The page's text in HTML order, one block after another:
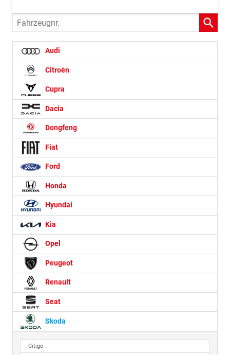
Fahrzeugnr.
Audi
Citroën
Cupra
Dacia
Dongfeng
Fiat
Ford
Honda
Hyundai
Kia
Opel
Peugeot
Renault
Seat
Skoda
Citigo